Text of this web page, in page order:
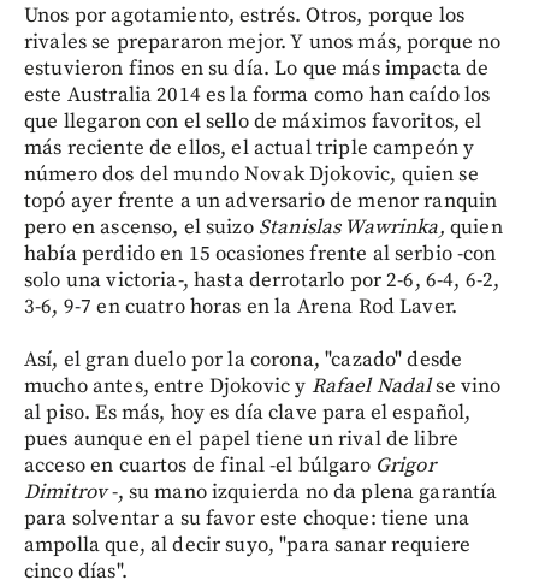
Unos por agotamiento, estrés. Otros, porque los
rivales se prepararon mejor. Y unos más, porque no
estuvieron finos en su día. Lo que más impacta de
este Australia 2014 es la forma como han caído los
que llegaron con el sello de máximos favoritos, el
más reciente de ellos, el actual triple campeón y
número dos del mundo Novak Djokovic, quien se
topó ayer frente a un adversario de menor ranquin
pero en ascenso, el suizo Stanislas Wawrinka, quien
había perdido en 15 ocasiones frente al serbio -con
solo una victoria-, hasta derrotarlo por 2-6, 6-4, 6-2,
3-6, 9-7 en cuatro horas en la Arena Rod Laver.
Así, el gran duelo por la corona, "cazado" desde
mucho antes, entre Djokovic y Rafael Nadalse vino
al piso. Es más, hoy es día clave para el español,
pues aunque en el papel tiene un rival de libre
acceso en cuartos de final -el búlgaro Grigor
Dimitrov-, su mano izquierda no da plena garantía
para solventar a su favor este choque: tiene una
ampolla que, al decir suyo, "para sanar requiere
cinco días".